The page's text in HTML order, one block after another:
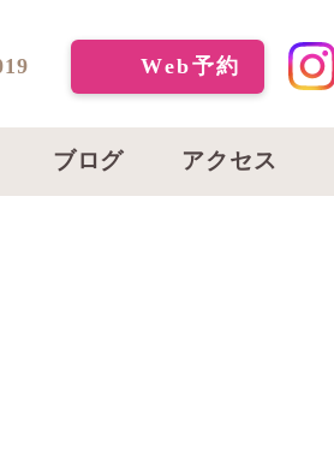
Web予約
ブログ アクセス